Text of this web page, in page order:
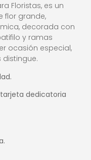
Floristas, es un
flor grande,
decorada con
y ramas
ocasión especial,
dedicatoria